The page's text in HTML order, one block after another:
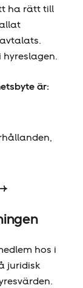
ha rätt till
är:
hos i
juridisk